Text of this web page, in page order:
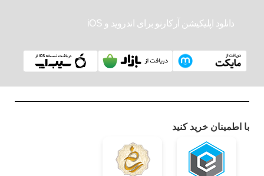
دانلود اپلیکیشن آرکارنو برای اندروید و iOS
با اطمینان خرید کنید